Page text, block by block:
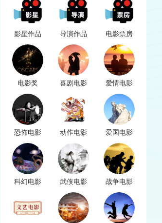
影星作品 导演作品 电影票房
电影奖 喜剧电影 爱情电影
恐怖电影 动作电影 爱国电影
科幻电影 武侠电影 战争电影